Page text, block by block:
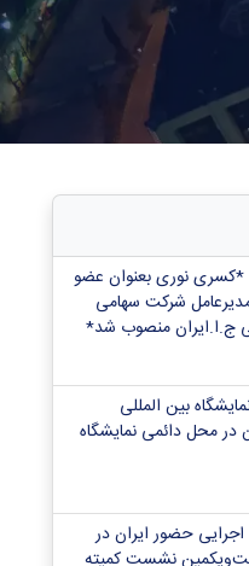
نوری بعنوان عضو
شرکت سهامی
ج.ا.ایران منصوب شد*
بین المللی
محل دائمی نمایشگاه
حضور ایران در
نشست کمیته